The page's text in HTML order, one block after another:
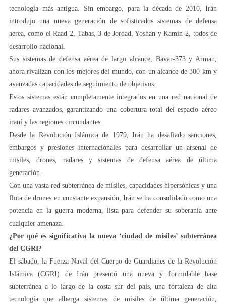
tecnología más antigua. Sin embargo, para la década de 2010, Irán
introdujo una nueva generación de sofisticados sistemas de defensa
aérea, como el Raad-2, Tabas, 3 de Jordad, Yoshan y Kamin-2, todos de
desarrollo nacional.
Sus sistemas de defensa aérea de largo alcance, Bavar-373 y Arman,
ahora rivalizan con los mejores del mundo, con un alcance de 300 km y
avanzadas capacidades de seguimiento de objetivos.
Estos sistemas están completamente integrados en una red nacional de
radares avanzados, garantizando una cobertura total del espacio aéreo
iraní y las regiones circundantes.
Desde la Revolución Islámica de 1979, Irán ha desafiado sanciones,
embargos y presiones internacionales para desarrollar un arsenal de
misiles, drones, radares y sistemas de defensa aérea de última
generación.
Con una vasta red subterránea de misiles, capacidades hipersónicas y una
flota de drones en constante expansión, Irán se ha consolidado como una
potencia en la guerra moderna, lista para defender su soberanía ante
cualquier amenaza.
¿Por qué es significativa la nueva ‘ciudad de misiles’ subterránea
del CGRI?
El sábado, la Fuerza Naval del Cuerpo de Guardianes de la Revolución
Islámica (CGRI) de Irán presentó una nueva y formidable base
subterránea a lo largo de la costa sur del país, una fortaleza de alta
tecnología que alberga sistemas de misiles de última generación,